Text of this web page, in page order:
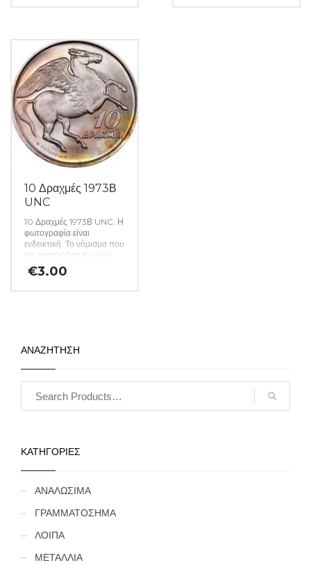
10 Δραχμές 1973Β
UNC
10 Δραχμές 1973Β UNC. Η
φωτογραφία είναι
ενδεικτική. Το νόμισμα που
θα παραλάβετε θα είναι
αυστηρώς ακυκλοφόρητο
από μασούρι τραπέζης.
€3.00
ΑΝΑΖΗΤΗΣΗ
ΚΑΤΗΓΟΡΙΕΣ
ΑΝΑΛΩΣΙΜΑ
ΓΡΑΜΜΑΤΟΣΗΜΑ
ΛΟΙΠΑ
ΜΕΤΑΛΛΙΑ